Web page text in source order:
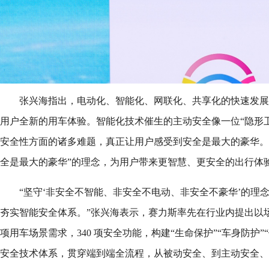
张兴海指出，电动化、智能化、网联化、共享化的快速发
用户全新的用车体验。智能化技术催生的主动安全像一位“隐形
安全性方面的诸多难题，真正让用户感受到安全是最大的豪华
全是最大的豪华”的理念，为用户带来更智慧、更安全的出行体
“坚守‘非安全不智能、非安全不电动、非安全不豪华’的理
夯实智能安全体系。”张兴海表示，赛力斯率先在行业内提出以
项用车场景需求，340 项安全功能，构建“生命保护”“车身防护
安全技术体系，贯穿端到端全流程，从被动安全、到主动安全